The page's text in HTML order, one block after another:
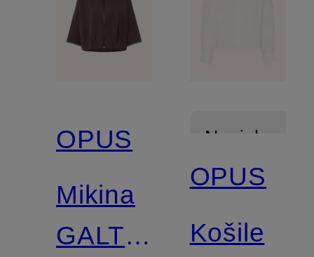
OPUS
Mikina
GALTOS
Novinka
OPUS
Košile